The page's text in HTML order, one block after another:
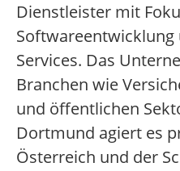
Dienstleister mit
Softwareentwicklung
Services. Das
Branchen wie
und öffentlichen
Dortmund agiert es
Österreich und der